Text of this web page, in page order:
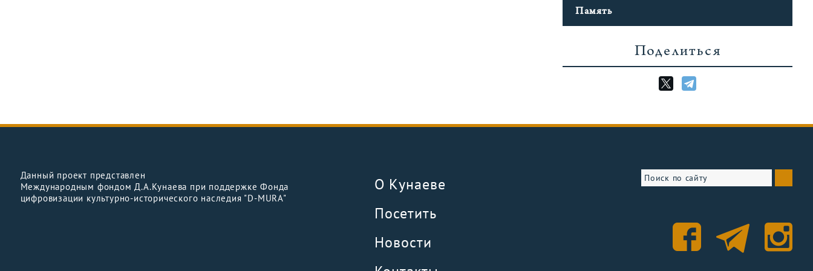
Память
Поделиться
Данный проект представлен
Международным фондом Д.А.Кунаева при поддержке Фонда
цифровизации культурно-исторического наследия "D-MURA"
О Кунаеве
Посетить
Новости